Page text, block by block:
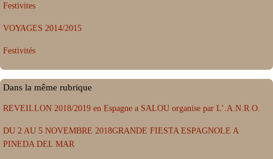
Festivites
VOYAGES 2014/2015
Festivités
Dans la même rubrique
REVEILLON 2018/2019 en Espagne a SALOU organise par L’.A.N.R.O.
DU 2 AU 5 NOVEMBRE 2018GRANDE FIESTA ESPAGNOLE A
PINEDA DEL MAR